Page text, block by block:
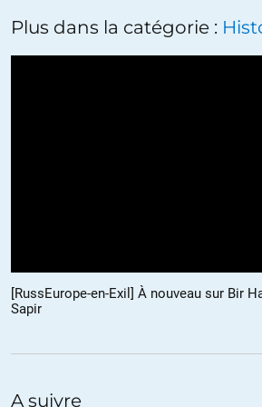
déjà, le 11 septembre, ça gueule dans
coup ?
Plus dans la catégorie :
[RussEurope-en-Exil] À nouveau sur Bir
Sapir
A suivre